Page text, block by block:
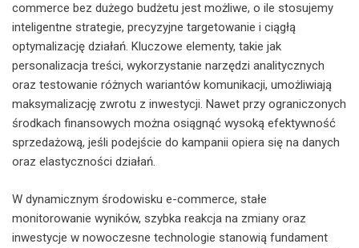
commerce bez dużego budżetu jest możliwe, o ile stosujemy
inteligentne strategie, precyzyjne targetowanie i ciągłą
optymalizację działań. Kluczowe elementy, takie jak
personalizacja treści, wykorzystanie narzędzi analitycznych
oraz testowanie różnych wariantów komunikacji, umożliwiają
maksymalizację zwrotu z inwestycji. Nawet przy ograniczonych
środkach finansowych można osiągnąć wysoką efektywność
sprzedażową, jeśli podejście do kampanii opiera się na danych
oraz elastyczności działań.
W dynamicznym środowisku e-commerce, stałe
monitorowanie wyników, szybka reakcja na zmiany oraz
inwestycje w nowoczesne technologie stanowią fundament